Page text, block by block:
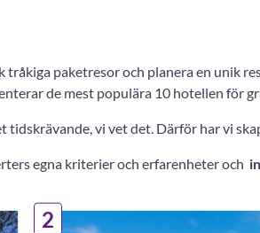
paketresor och planera en unik
de mest populära 10 hotellen för
vi vet det. Därför har vi
egna kriterier och erfarenheter och
2